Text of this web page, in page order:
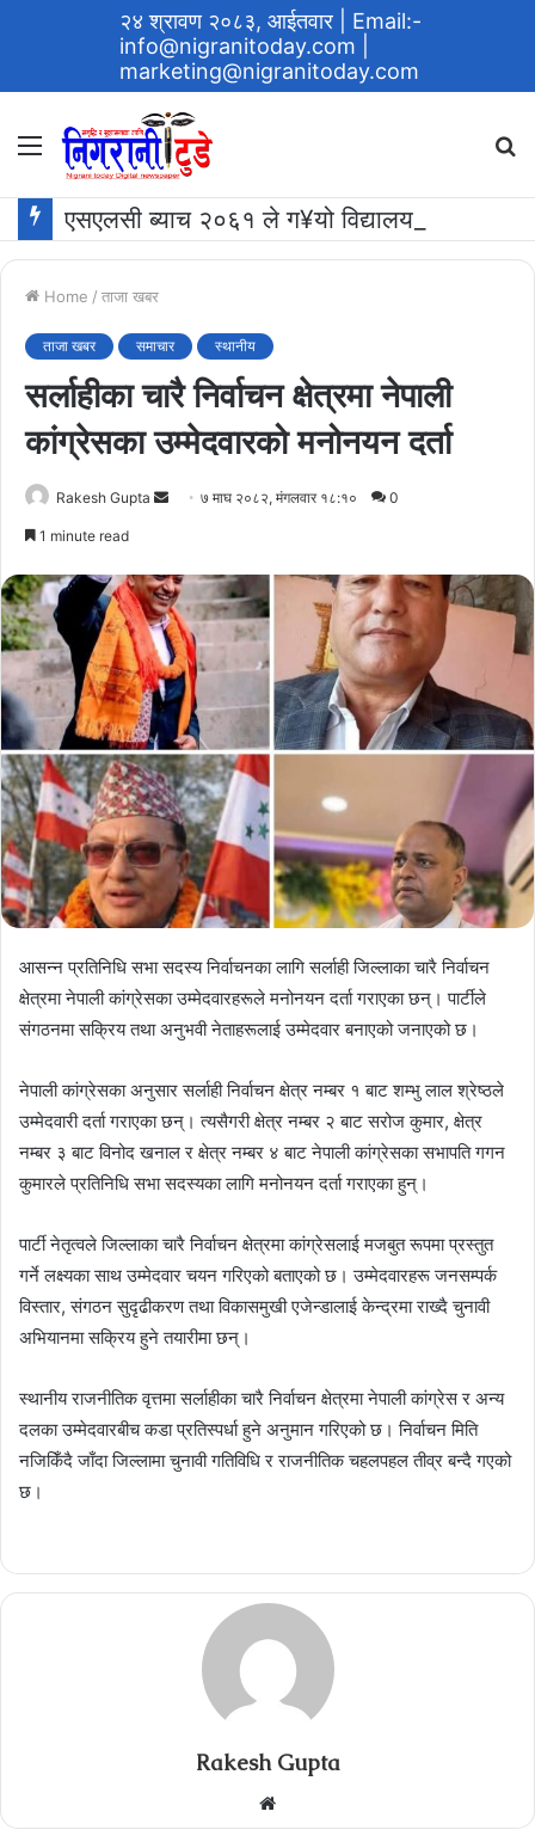
२४ श्रावण २०८३, आईतवार
| Email:-
info@nigranitoday.com
marketing@nigranitoday.com
Menu
Home / ताजा खबर
ताजा खबर समाचार स्थानीय
सर्लाहीका चारै निर्वाचन क्षेत्रमा नेपाली
कांग्रेसका उम्मेदवारको मनोनयन दर्ता
Rakesh Gupta
Send७ माघ २०८२, मंगलवार १८:१० 0
1 minute read
आसन्न प्रतिनिधि सभा सदस्य निर्वाचनका लागि सर्लाही जिल्लाका चारै निर्वाचन
क्षेत्रमा नेपाली कांग्रेसका उम्मेदवारहरूले मनोनयन दर्ता गराएका छन्। पार्टीले
संगठनमा सक्रिय तथा अनुभवी नेताहरूलाई उम्मेदवार बनाएको जनाएको छ।
नेपाली कांग्रेसका अनुसार सर्लाही निर्वाचन क्षेत्र नम्बर १ बाट शम्भु लाल श्रेष्ठले
उम्मेदवारी दर्ता गराएका छन्। त्यसैगरी क्षेत्र नम्बर २ बाट सरोज कुमार, क्षेत्र
नम्बर ३ बाट विनोद खनाल र क्षेत्र नम्बर ४ बाट नेपाली कांग्रेसका सभापति गगन
कुमारले प्रतिनिधि सभा सदस्यका लागि मनोनयन दर्ता गराएका हुन्।
पार्टी नेतृत्वले जिल्लाका चारै निर्वाचन क्षेत्रमा कांग्रेसलाई मजबुत रूपमा प्रस्तुत
गर्ने लक्ष्यका साथ उम्मेदवार चयन गरिएको बताएको छ। उम्मेदवारहरू जनसम्पर्क
विस्तार, संगठन सुदृढीकरण तथा विकासमुखी एजेन्डालाई केन्द्रमा राख्दै चुनावी
अभियानमा सक्रिय हुने तयारीमा छन्।
स्थानीय राजनीतिक वृत्तमा सर्लाहीका चारै निर्वाचन क्षेत्रमा नेपाली कांग्रेस र अन्य
दलका उम्मेदवारबीच कडा प्रतिस्पर्धा हुने अनुमान गरिएको छ। निर्वाचन मिति
नजिकिँदै जाँदा जिल्लामा चुनावी गतिविधि र राजनीतिक चहलपहल तीव्र बन्दै गएको
छ।
Rakesh Gupta
Website